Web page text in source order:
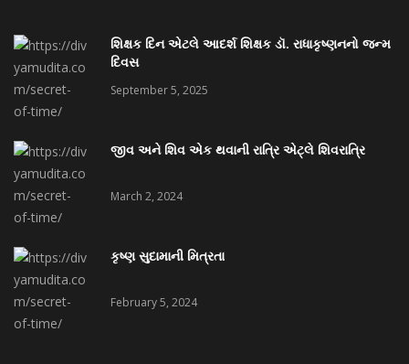
શિક્ષક દિન એટલે આદર્શ શિક્ષક ડૉ. રાધાકૃષ્ણનનો જન્મ
દિવસ
September 5, 2025
જીવ અને શિવ એક થવાની રાત્રિ એટ્લે શિવરાત્રિ
March 2, 2024
કૃષ્ણ સુદામાની મિત્રતા
February 5, 2024